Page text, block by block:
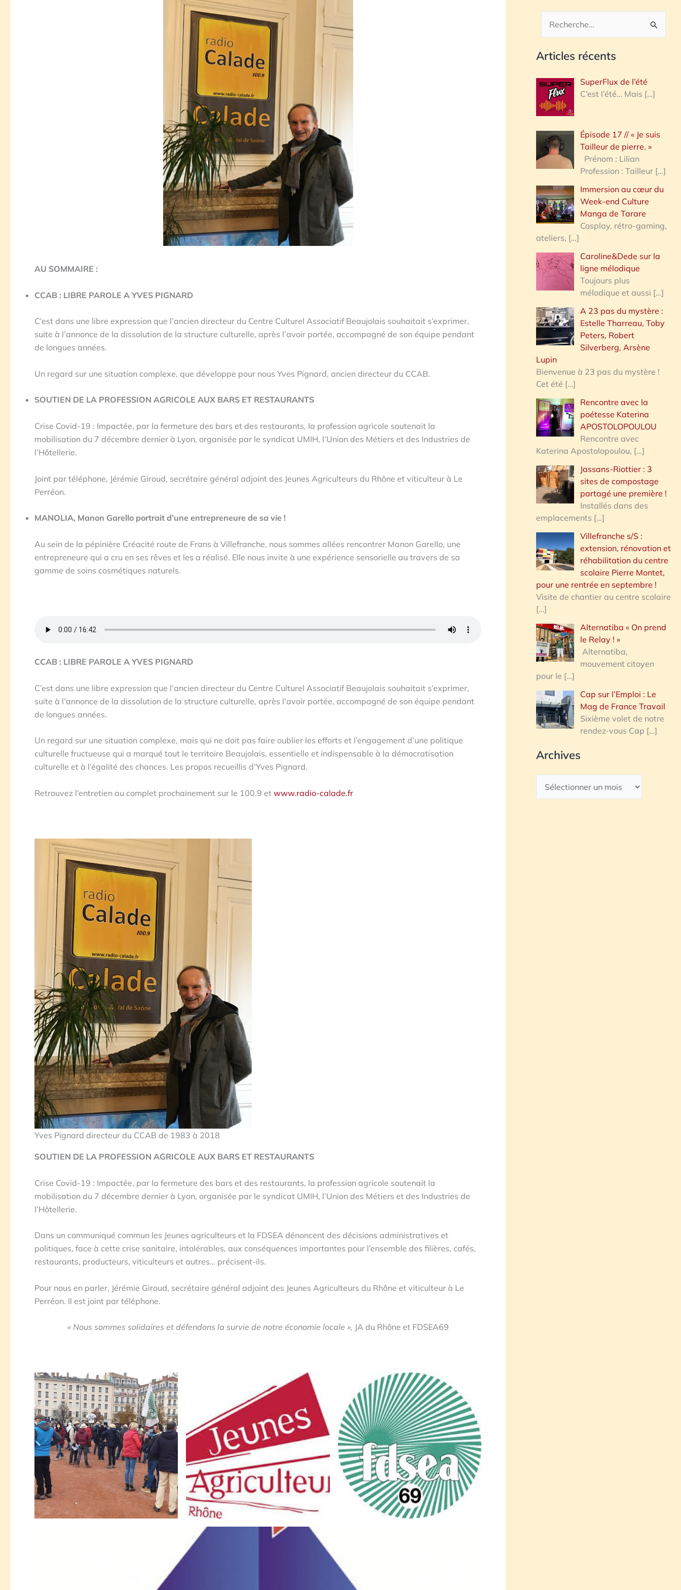
AU SOMMAIRE :
CCAB : LIBRE PAROLE A YVES PIGNARD
C’est dans une libre expression que l’ancien directeur du Centre Culturel Associatif Beaujolais souhaitait s’exprimer,
suite à l’annonce de la dissolution de la structure culturelle, après l’avoir portée, accompagné de son équipe pendant
de longues années.
Un regard sur une situation complexe, que développe pour nous Yves Pignard, ancien directeur du CCAB.
SOUTIEN DE LA PROFESSION AGRICOLE AUX BARS ET RESTAURANTS
Crise Covid-19 : Impactée, par la fermeture des bars et des restaurants, la profession agricole soutenait la
mobilisation du 7 décembre dernier à Lyon, organisée par le syndicat UMIH, l’Union des Métiers et des Industries de
l’Hôtellerie.
Joint par téléphone, Jérémie Giroud, secrétaire général adjoint des Jeunes Agriculteurs du Rhône et viticulteur à Le
Perréon.
MANOLIA, Manon Garello portrait d’une entrepreneure de sa vie !
Au sein de la pépinière Créacité route de Frans à Villefranche, nous sommes allées rencontrer Manon Garello, une
entrepreneure qui a cru en ses rêves et les a réalisé. Elle nous invite à une expérience sensorielle au travers de sa
gamme de soins cosmétiques naturels.
CCAB : LIBRE PAROLE A YVES PIGNARD
C’est dans une libre expression que l’ancien directeur du Centre Culturel Associatif Beaujolais souhaitait s’exprimer,
suite à l’annonce de la dissolution de la structure culturelle, après l’avoir portée, accompagné de son équipe pendant
de longues années.
Un regard sur une situation complexe, mais qui ne doit pas faire oublier les efforts et l’engagement d’une politique
culturelle fructueuse qui a marqué tout le territoire Beaujolais, essentielle et indispensable à la démocratisation
culturelle et à l’égalité des chances. Les propos recueillis d’Yves Pignard.
Retrouvez l’entretien au complet prochainement sur le 100.9 et www.radio-calade.fr
Yves Pignard directeur du CCAB de 1983 à 2018
SOUTIEN DE LA PROFESSION AGRICOLE AUX BARS ET RESTAURANTS
Crise Covid-19 : Impactée, par la fermeture des bars et des restaurants, la profession agricole soutenait la
mobilisation du 7 décembre dernier à Lyon, organisée par le syndicat UMIH, l’Union des Métiers et des Industries de
l’Hôtellerie.
Dans un communiqué commun les Jeunes agriculteurs et la FDSEA dénoncent des décisions administratives et
politiques, face à cette crise sanitaire, intolérables, aux conséquences importantes pour l’ensemble des filières, cafés,
restaurants, producteurs, viticulteurs et autres… précisent-ils.
Pour nous en parler, Jérémie Giroud, secrétaire général adjoint des Jeunes Agriculteurs du Rhône et viticulteur à Le
Perréon. Il est joint par téléphone.
« Nous sommes solidaires et défendons la survie de notre économie locale », JA du Rhône et FDSEA69
c
h
r
h
e
:
Articles récents
SuperFlux de l’été
C’est l’été… Mais […]
Épisode 17 // « Je suis
Tailleur de pierre. »
Prénom : Lilian
Profession : Tailleur […]
Immersion au cœur du
Week-end Culture
Manga de Tarare
Cosplay, rétro-gaming,
ateliers, […]
Caroline&Dede sur la
ligne mélodique
Toujours plus
mélodique et aussi […]
A 23 pas du mystère :
Estelle Tharreau, Toby
Peters, Robert
Silverberg, Arsène
Lupin
Bienvenue à 23 pas du mystère !
Cet été […]
Rencontre avec la
poétesse Katerina
APOSTOLOPOULOU
Rencontre avec
Katerina Apostolopoulou, […]
Jassans-Riottier : 3
sites de compostage
partagé une première !
Installés dans des
emplacements […]
Villefranche s/S :
extension, rénovation et
réhabilitation du centre
scolaire Pierre Montet,
pour une rentrée en septembre !
Visite de chantier au centre scolaire
[…]
Alternatiba « On prend
le Relay ! »
Alternatiba,
mouvement citoyen
pour le […]
Cap sur l’Emploi : Le
Mag de France Travail
Sixième volet de notre
rendez-vous Cap […]
Archives